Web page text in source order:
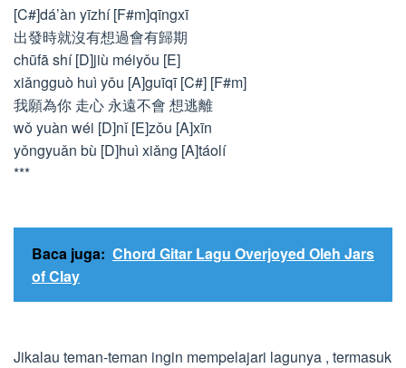
[C#]dá’àn yīzhí [F#m]qīngxī
出發時就沒有想過會有歸期
chūfā shí [D]jiù méiyǒu [E]
xiǎngguò huì yǒu [A]guīqī [C#] [F#m]
我願為你 走心 永遠不會 想逃離
wǒ yuàn wéi [D]nǐ [E]zǒu [A]xīn
yǒngyuǎn bù [D]huì xiǎng [A]táolí
***
Baca juga: Chord Gitar Lagu Overjoyed Oleh Jars
of Clay
Jikalau teman-teman ingin mempelajari lagunya , termasuk